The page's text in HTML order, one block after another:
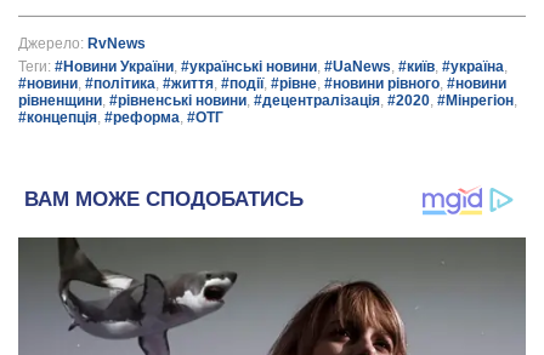
Джерело: RvNews
Теги: #Новини України, #українські новини, #UaNews, #київ, #україна,
#новини, #політика, #життя, #події, #рівне, #новини рівного, #новини
рівненщини, #рівненські новини, #децентралізація, #2020, #Мінрегіон,
#концепція, #реформа, #ОТГ